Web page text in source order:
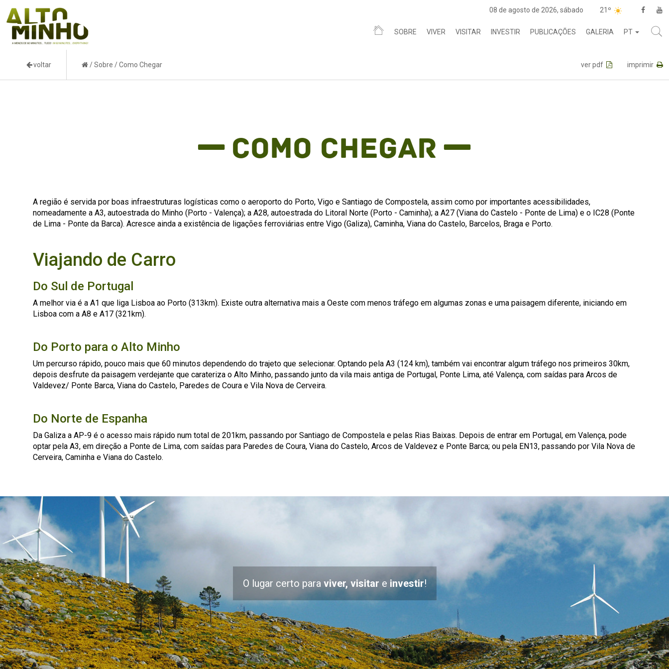
08 de agosto de 2026, sábado 21º
SOBRE VIVER VISITAR INVESTIR PUBLICAÇÕES GALERIA PT
voltar /Sobre /Como Chegar ver pdf imprimir
Como Chegar
A região é servida por boas infraestruturas logísticas como o aeroporto do Porto, Vigo e Santiago de Compostela, assim como por importantes acessibilidades,
nomeadamente a A3, autoestrada do Minho (Porto - Valença); a A28, autoestrada do Litoral Norte (Porto - Caminha); a A27 (Viana do Castelo - Ponte de Lima) e o IC28 (Ponte
de Lima - Ponte da Barca). Acresce ainda a existência de ligações ferroviárias entre Vigo (Galiza), Caminha, Viana do Castelo, Barcelos, Braga e Porto.
Viajando de Carro
Do Sul de Portugal
A melhor via é a A1 que liga Lisboa ao Porto (313km). Existe outra alternativa mais a Oeste com menos tráfego em algumas zonas e uma paisagem diferente, iniciando em
Lisboa com a A8 e A17 (321km).
Do Porto para o Alto Minho
Um percurso rápido, pouco mais que 60 minutos dependendo do trajeto que selecionar. Optando pela A3 (124 km), também vai encontrar algum tráfego nos primeiros 30km,
depois desfrute da paisagem verdejante que carateriza o Alto Minho, passando junto da vila mais antiga de Portugal, Ponte Lima, até Valença, com saídas para Arcos de
Valdevez/ Ponte Barca, Viana do Castelo, Paredes de Coura e Vila Nova de Cerveira.
Do Norte de Espanha
Da Galiza a AP-9 é o acesso mais rápido num total de 201km, passando por Santiago de Compostela e pelas Rias Baixas. Depois de entrar em Portugal, em Valença, pode
optar pela A3, em direção a Ponte de Lima, com saídas para Paredes de Coura, Viana do Castelo, Arcos de Valdevez e Ponte Barca; ou pela EN13, passando por Vila Nova de
Cerveira, Caminha e Viana do Castelo.
O lugar certo para viver, visitar e investir!